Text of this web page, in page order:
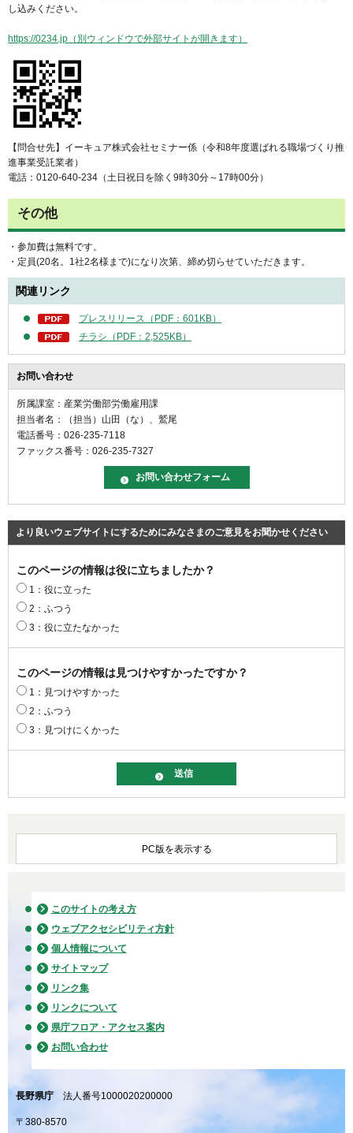
し込みください。
https://0234.jp（別ウィンドウで外部サイトが開きます）
【問合せ先】イーキュア株式会社セミナー係（令和8年度選ばれる職場づくり推
進事業受託業者）
電話：0120-640-234（土日祝日を除く9時30分～17時00分）
その他
・参加費は無料です。
・定員(20名。1社2名様まで)になり次第、締め切らせていただきます。
関連リンク
プレスリリース（PDF：601KB）
チラシ（PDF：2,525KB）
お問い合わせ
所属課室：産業労働部労働雇用課
担当者名：（担当）山田（な）、鷲尾
電話番号：026-235-7118
ファックス番号：026-235-7327
より良いウェブサイトにするためにみなさまのご意見をお聞かせください
このページの情報は役に立ちましたか？
1：役に立った
2：ふつう
3：役に立たなかった
このページの情報は見つけやすかったですか？
1：見つけやすかった
2：ふつう
3：見つけにくかった
PC版を表示する
このサイトの考え方
ウェブアクセシビリティ方針
個人情報について
サイトマップ
リンク集
リンクについて
県庁フロア・アクセス案内
お問い合わせ
長野県庁 法人番号1000020200000
〒380-8570